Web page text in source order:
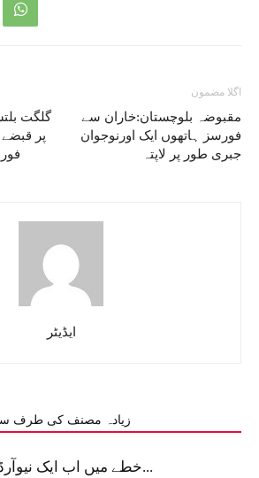
گلگت
پر قبضے
اگلا مضمون
مقبوضہ بلوچستان:خاران سے
فورسز ہاتھوں ایک اورنوجوان
جبری طور پر لاپتہ
ایڈیٹر
زیادہ مصنف کی طرف
خطے میں اب ایک نیوآرڈر نا...